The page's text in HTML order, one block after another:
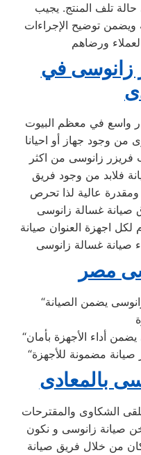
تلف المنتج. يجيب
ويضمن توضيح الإجراءات
زانوسى في
واسع في معظم البيوت
من وجود جهاز أو احيانا
فريزر زانوسى من اكثر
فلابد من وجود فريق
عالية لذا تحرص
صيانة غسالة زانوسى
لكل اجهزة العنوان صيانة
مصر
“جودة تلامس الإتقان: توكيل زانوسى يضمن الصيانة
بالمعادى
الشكاوى والمقترحات
صيانة زانوسى و نكون
من خلال فريق صيانة